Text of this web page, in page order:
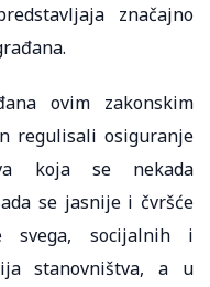
značajno
ovim zakonskim
regulisali osiguranje
koja se nekada
se jasnije i čvršće
svega, socijalnih i
stanovništva, a u